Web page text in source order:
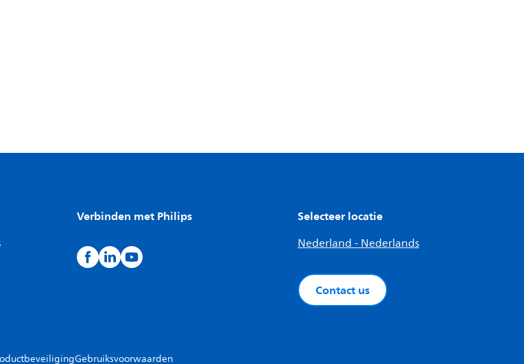
Verbinden met Philips Selecteer locatie
Nederland - Nederlands
Contact us
Gebruiksvoorwaarden